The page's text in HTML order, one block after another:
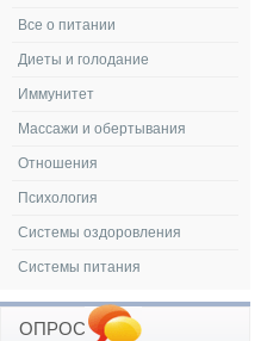
Все о питании
Диеты и голодание
Иммунитет
Массажи и обертывания
Отношения
Психология
Системы оздоровления
Системы питания
ОПРОС